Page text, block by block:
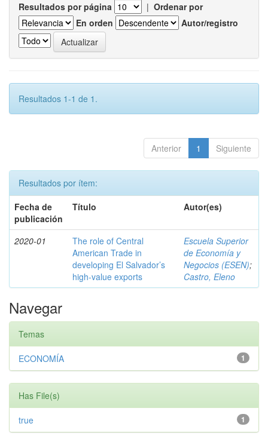
Resultados por página | Ordenar por
En orden
Autor/registro
Resultados 1-1 de 1.
Anterior 1 Siguiente
Resultados por ítem:
Fecha de
publicación
Título Autor(es)
2020-01
The role of Central
American Trade in
developing El Salvador’s
high-value exports
Escuela Superior
de Economía y
Negocios (ESEN);
Castro, Eleno
Navegar
Temas
1
ECONOMÍA
Has File(s)
1
true